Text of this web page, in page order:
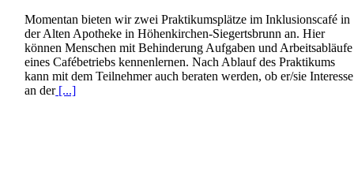
Momentan bieten wir zwei Praktikumsplätze im Inklusionscafé in
der Alten Apotheke in Höhenkirchen-Siegertsbrunn an. Hier
können Menschen mit Behinderung Aufgaben und Arbeitsabläufe
eines Cafébetriebs kennenlernen. Nach Ablauf des Praktikums
kann mit dem Teilnehmer auch beraten werden, ob er/sie Interesse
an der[...]